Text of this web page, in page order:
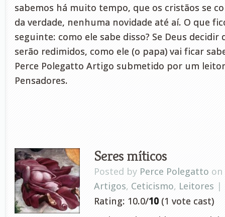
sabemos há muito tempo, que os cristãos se
da verdade, nenhuma novidade até aí. O que
seguinte: como ele sabe disso? Se Deus decidir
serão redimidos, como ele (o papa) vai ficar
Perce Polegatto Artigo submetido por um
Pensadores.
Seres míticos
Posted by Perce Polegatto on
Artigos, Ceticismo, Leitores |
Rating: 10.0/10 (1 vote cast)